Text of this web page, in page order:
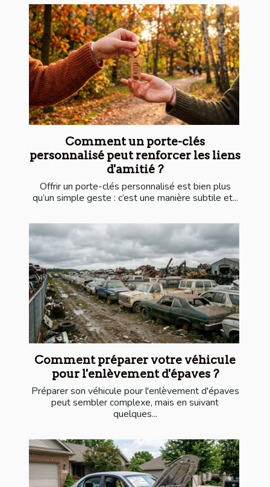
Comment un porte-clés
personnalisé peut renforcer les liens
d'amitié ?
Offrir un porte-clés personnalisé est bien plus
qu’un simple geste : c’est une manière subtile et...
Comment préparer votre véhicule
pour l'enlèvement d'épaves ?
Préparer son véhicule pour l'enlèvement d'épaves
peut sembler complexe, mais en suivant
quelques...